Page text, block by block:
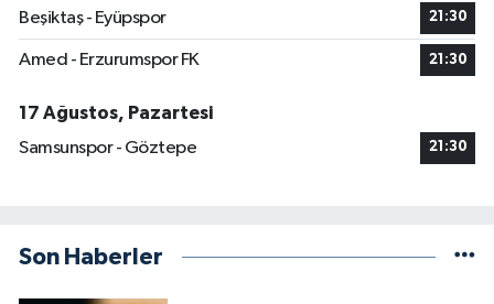
Beşiktaş - Eyüpspor 21:30
Amed - Erzurumspor FK 21:30
17 Ağustos, Pazartesi
Samsunspor - Göztepe
21:30
Son Haberler